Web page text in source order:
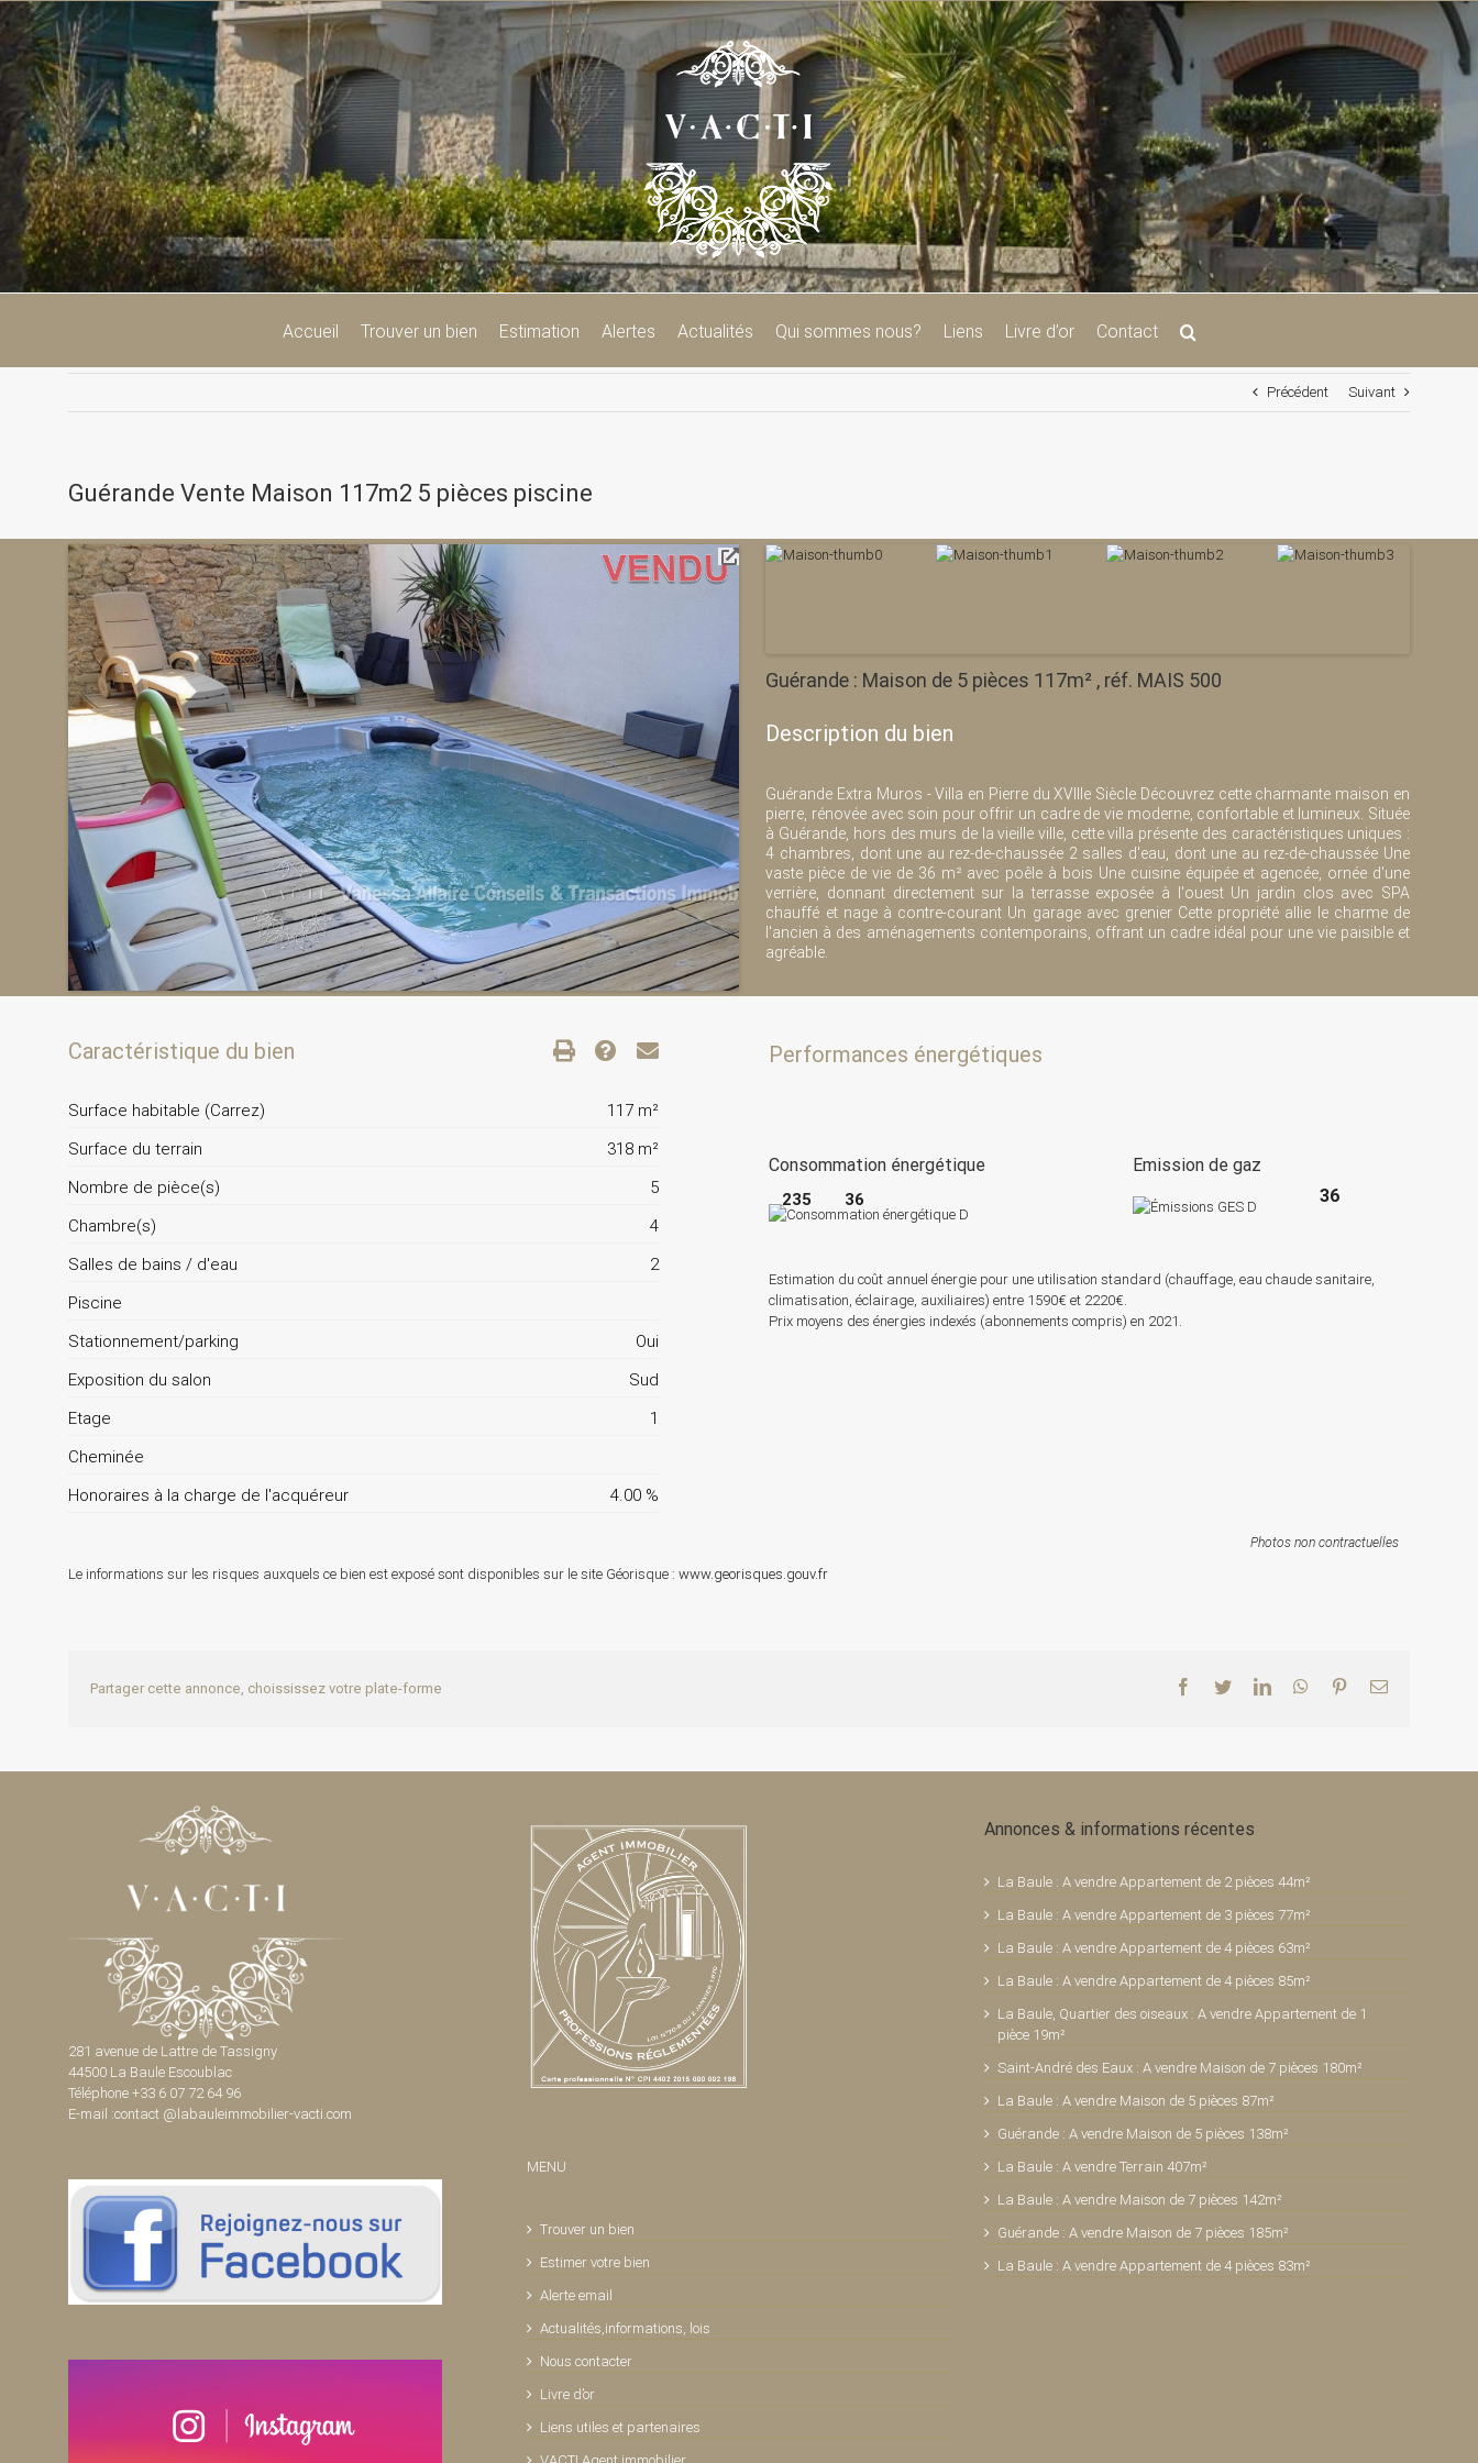
Passer
au
contenu
Accueil Trouver un bien Estimation Alertes Actualités Qui sommes nous? Liens Livre d’or Contact
Précédent Suivant
Guérande Vente Maison 117m2 5 pièces piscine
Guérande : Maison de 5 pièces 117m² , réf. MAIS 500
Description du bien
Guérande Extra Muros - Villa en Pierre du XVIIIe Siècle Découvrez cette charmante maison en
pierre, rénovée avec soin pour offrir un cadre de vie moderne, confortable et lumineux. Située
à Guérande, hors des murs de la vieille ville, cette villa présente des caractéristiques uniques :
4 chambres, dont une au rez-de-chaussée 2 salles d'eau, dont une au rez-de-chaussée Une
vaste pièce de vie de 36 m² avec poêle à bois Une cuisine équipée et agencée, ornée d'une
verrière, donnant directement sur la terrasse exposée à l'ouest Un jardin clos avec SPA
chauffé et nage à contre-courant Un garage avec grenier Cette propriété allie le charme de
l'ancien à des aménagements contemporains, offrant un cadre idéal pour une vie paisible et
agréable.
Caractéristique du bien
Surface habitable (Carrez)
117 m²
Surface du terrain
318 m²
Nombre de pièce(s)
5
Chambre(s)
4
Salles de bains / d'eau
2
Piscine
Stationnement/parking
Oui
Exposition du salon
Sud
Etage
1
Cheminée
Honoraires à la charge de l'acquéreur
4.00 %
Performances énergétiques
Consommation énergétique
235 36
Emission de gaz
36
Estimation du coût annuel énergie pour une utilisation standard (chauffage, eau chaude sanitaire,
climatisation, éclairage, auxiliaires) entre 1590€ et 2220€.
Prix moyens des énergies indexés (abonnements compris) en 2021.
Photos non contractuelles
Le informations sur les risques auxquels ce bien est exposé sont disponibles sur le site Géorisque : www.georisques.gouv.fr
Partager cette annonce, choississez votre plate-forme Facebook
TwitterLinkedInWhatsApp
PinterestEmail
281 avenue de Lattre de Tassigny
44500 La Baule Escoublac
Téléphone +33 6 07 72 64 96
E-mail :contact @labauleimmobilier-vacti.com
MENU
Trouver un bien
Estimer votre bien
Alerte email
Actualités,informations, lois
Nous contacter
Livre d’or
Liens utiles et partenaires
Annonces & informations récentes
La Baule : A vendre Appartement de 2 pièces 44m²
La Baule : A vendre Appartement de 3 pièces 77m²
La Baule : A vendre Appartement de 4 pièces 63m²
La Baule : A vendre Appartement de 4 pièces 85m²
La Baule, Quartier des oiseaux : A vendre Appartement de 1
pièce 19m²
Saint-André des Eaux : A vendre Maison de 7 pièces 180m²
La Baule : A vendre Maison de 5 pièces 87m²
Guérande : A vendre Maison de 5 pièces 138m²
La Baule : A vendre Terrain 407m²
La Baule : A vendre Maison de 7 pièces 142m²
Guérande : A vendre Maison de 7 pièces 185m²
La Baule : A vendre Appartement de 4 pièces 83m²